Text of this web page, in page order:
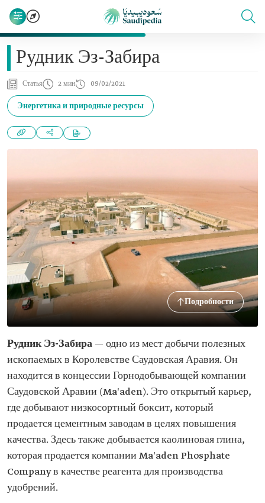
Рудник Эз-Забира
Статья 2 мин 09/02/2021
Энергетика и природные ресурсы
Подробности
Рудник Эз-Забира — одно из мест добычи полезных
ископаемых в Королевстве Саудовская Аравия. Он
находится в концессии Горнодобывающей компании
Саудовской Аравии (Ma'aden). Это открытый карьер,
где добывают низкосортный боксит, который
продается цементным заводам в целях повышения
качества. Здесь также добывается каолиновая глина,
которая продается компании Ma'aden Phosphate
Company в качестве реагента для производства
удобрений.